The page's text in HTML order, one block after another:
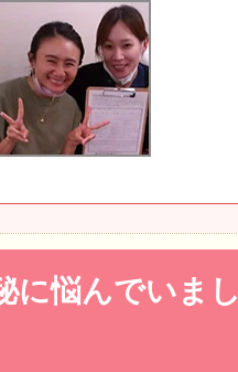
に悩んでいまし